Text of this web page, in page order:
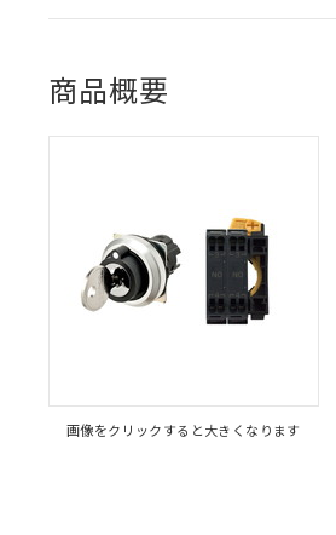
商品概要
画像をクリックすると大きくなります